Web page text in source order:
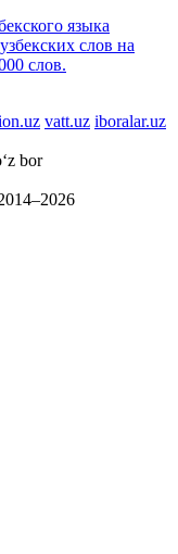
языка
слов на
слов.
vatt.uz iboralar.uz
bor